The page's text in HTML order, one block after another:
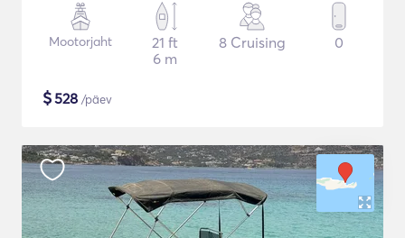
Mootorjaht
21 ft
6 m
8 Cruising 0
$528 /päev